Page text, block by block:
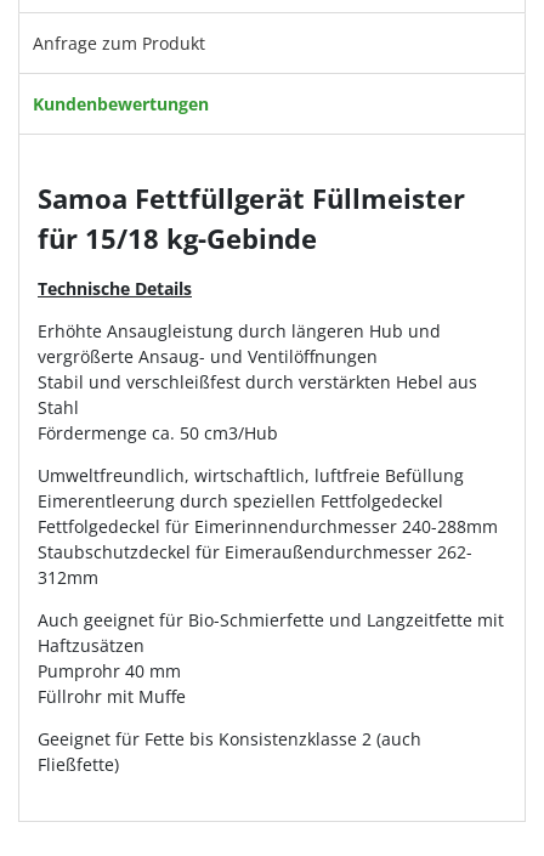
Anfrage zum Produkt
Kundenbewertungen
Samoa Fettfüllgerät Füllmeister
für 15/18 kg-Gebinde
Technische Details
Erhöhte Ansaugleistung durch längeren Hub und
vergrößerte Ansaug- und Ventilöffnungen
Stabil und verschleißfest durch verstärkten Hebel aus
Stahl
Fördermenge ca. 50 cm3/Hub
Umweltfreundlich, wirtschaftlich, luftfreie Befüllung
Eimerentleerung durch speziellen Fettfolgedeckel
Fettfolgedeckel für Eimerinnendurchmesser 240-288mm
Staubschutzdeckel für Eimeraußendurchmesser 262-
312mm
Auch geeignet für Bio-Schmierfette und Langzeitfette mit
Haftzusätzen
Pumprohr 40 mm
Füllrohr mit Muffe
Geeignet für Fette bis Konsistenzklasse 2 (auch
Fließfette)